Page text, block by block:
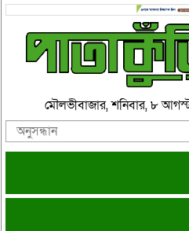
মৌলভীবাজার, শনিবার, ৮